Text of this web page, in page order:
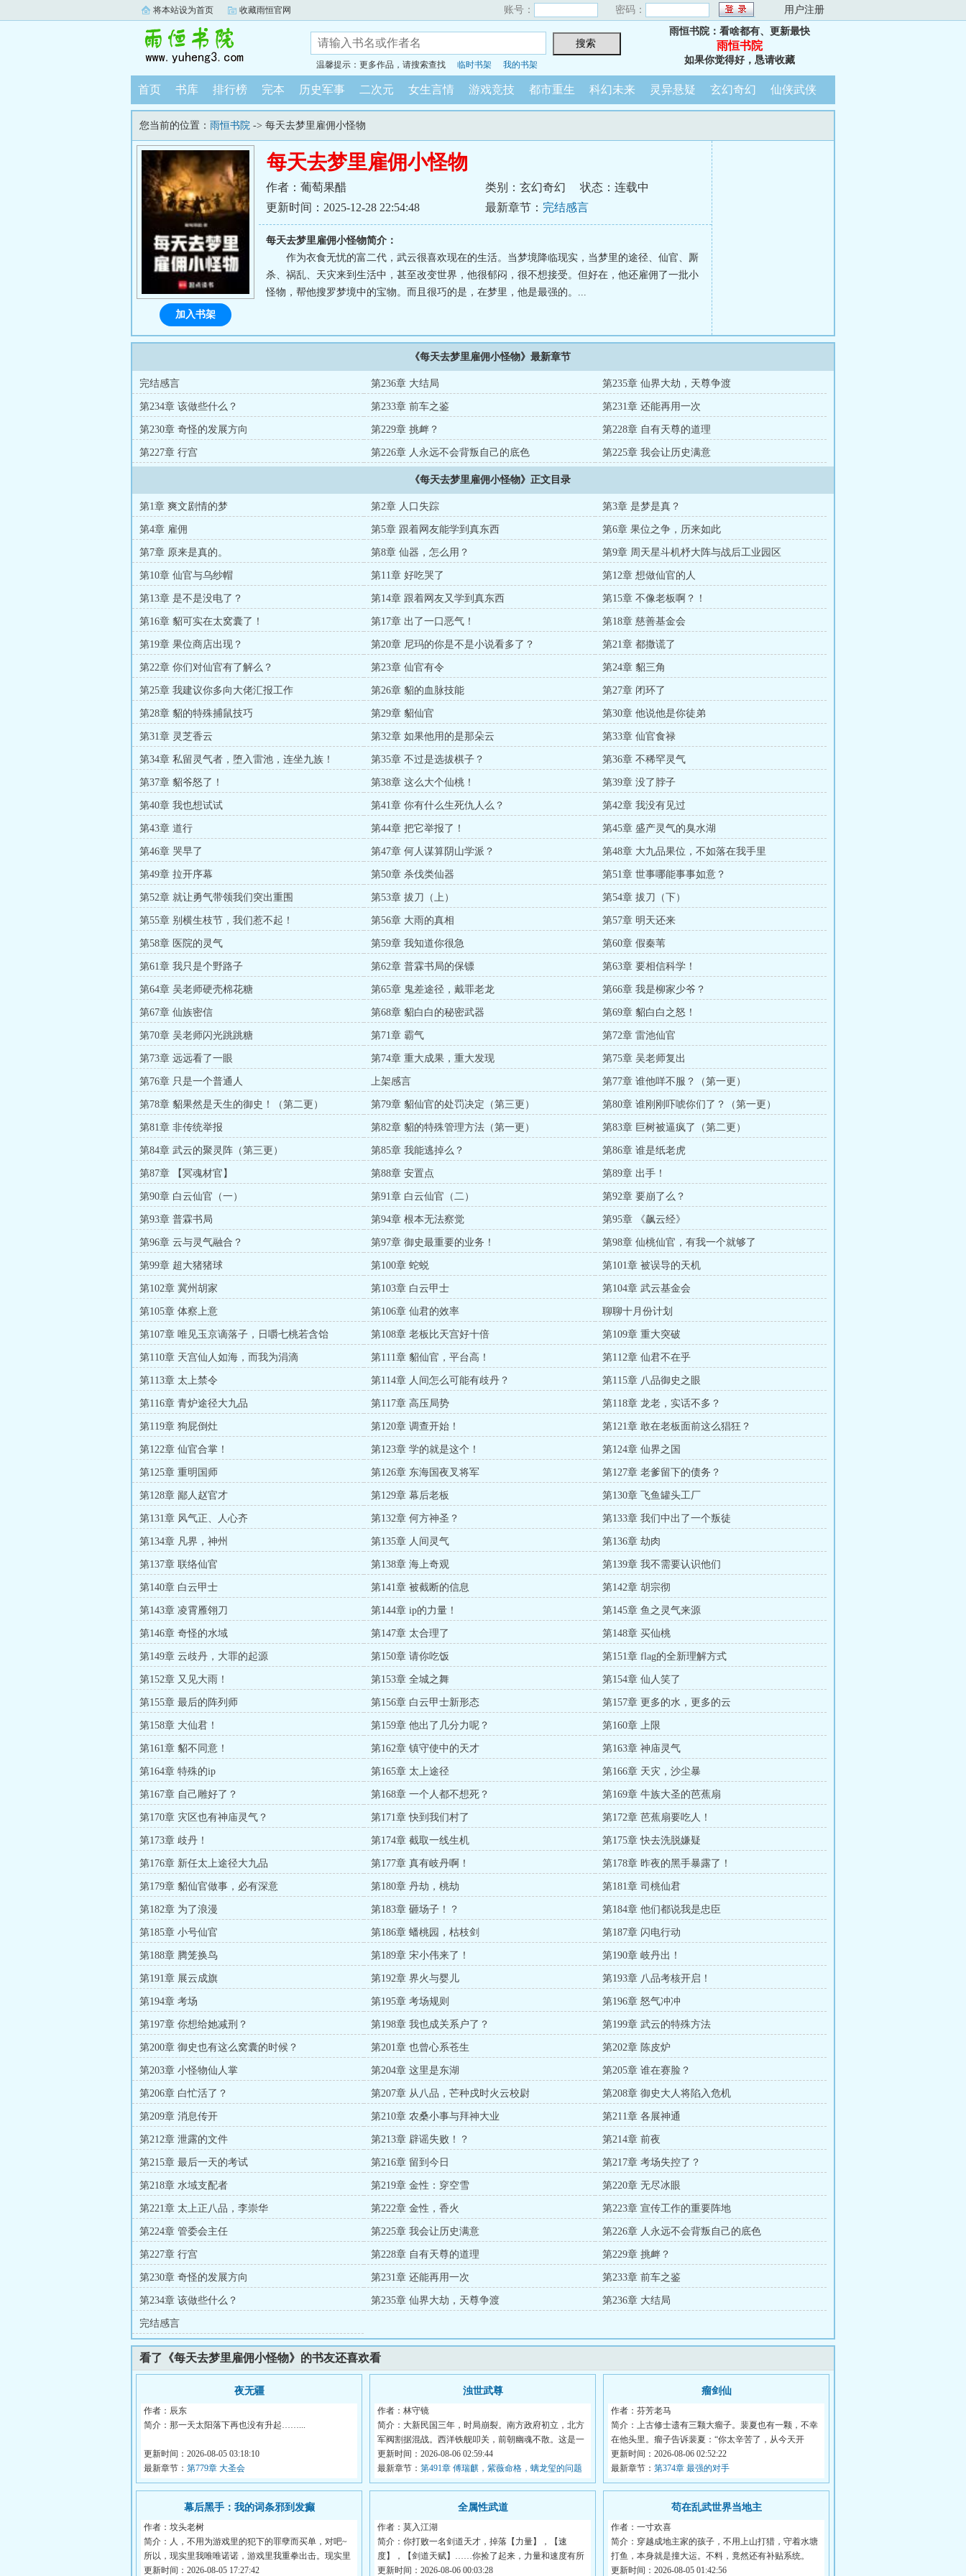
将本站设为首页 收藏雨恒官网 账号： 密码： 用户注册
温馨提示：更多作品，请搜索查找 临时书架 我的书架
雨恒书院：看啥都有、更新最快
雨恒书院
如果你觉得好，恳请收藏
首页 书库 排行榜 完本 历史军事 二次元 女生言情 游戏竞技 都市重生 科幻未来 灵异悬疑 玄幻奇幻 仙侠武侠
您当前的位置： 雨恒书院 -> 每天去梦里雇佣小怪物
每天去梦里雇佣小怪物
作者：葡萄果醋 类别：玄幻奇幻
状态：连载中
更新时间：2025-12-28 22:54:48
最新章节： 完结感言
每天去梦里雇佣小怪物简介：
作为衣食无忧的富二代，武云很喜欢现在的生活。当梦境降临现实，当梦里的途径、仙官、厮
杀、祸乱、天灾来到生活中，甚至改变世界，他很郁闷，很不想接受。但好在，他还雇佣了一批小
怪物，帮他搜罗梦境中的宝物。而且很巧的是，在梦里，他是最强的。...
加入书架
《每天去梦里雇佣小怪物》最新章节
完结感言 第236章 大结局 第235章 仙界大劫，天尊争渡
第234章 该做些什么？ 第233章 前车之鉴 第231章 还能再用一次
第230章 奇怪的发展方向 第229章 挑衅？ 第228章 自有天尊的道理
第227章 行宫 第226章 人永远不会背叛自己的底色 第225章 我会让历史满意
《每天去梦里雇佣小怪物》正文目录
第1章 爽文剧情的梦 第2章 人口失踪 第3章 是梦是真？
第4章 雇佣 第5章 跟着网友能学到真东西 第6章 果位之争，历来如此
第7章 原来是真的。 第8章 仙器，怎么用？ 第9章 周天星斗机杼大阵与战后工业园区
第10章 仙官与乌纱帽 第11章 好吃哭了 第12章 想做仙官的人
第13章 是不是没电了？ 第14章 跟着网友又学到真东西 第15章 不像老板啊？！
第16章 貂可实在太窝囊了！ 第17章 出了一口恶气！ 第18章 慈善基金会
第19章 果位商店出现？ 第20章 尼玛的你是不是小说看多了？ 第21章 都撒谎了
第22章 你们对仙官有了解么？ 第23章 仙官有令 第24章 貂三角
第25章 我建议你多向大佬汇报工作 第26章 貂的血脉技能 第27章 闭环了
第28章 貂的特殊捕鼠技巧 第29章 貂仙官 第30章 他说他是你徒弟
第31章 灵芝香云 第32章 如果他用的是那朵云 第33章 仙官食禄
第34章 私留灵气者，堕入雷池，连坐九族！ 第35章 不过是选拔棋子？ 第36章 不稀罕灵气
第37章 貂爷怒了！ 第38章 这么大个仙桃！ 第39章 没了脖子
第40章 我也想试试 第41章 你有什么生死仇人么？ 第42章 我没有见过
第43章 道行 第44章 把它举报了！ 第45章 盛产灵气的臭水湖
第46章 哭早了 第47章 何人谋算阴山学派？ 第48章 大九品果位，不如落在我手里
第49章 拉开序幕 第50章 杀伐类仙器 第51章 世事哪能事事如意？
第52章 就让勇气带领我们突出重围 第53章 拔刀（上） 第54章 拔刀（下）
第55章 别横生枝节，我们惹不起！ 第56章 大雨的真相 第57章 明天还来
第58章 医院的灵气 第59章 我知道你很急 第60章 假秦苇
第61章 我只是个野路子 第62章 普霖书局的保镖 第63章 要相信科学！
第64章 吴老师硬壳棉花糖 第65章 鬼差途径，戴罪老龙 第66章 我是柳家少爷？
第67章 仙族密信 第68章 貂白白的秘密武器 第69章 貂白白之怒！
第70章 吴老师闪光跳跳糖 第71章 霸气 第72章 雷池仙官
第73章 远远看了一眼 第74章 重大成果，重大发现 第75章 吴老师复出
第76章 只是一个普通人 上架感言 第77章 谁他咩不服？（第一更）
第78章 貂果然是天生的御史！（第二更） 第79章 貂仙官的处罚决定（第三更） 第80章 谁刚刚吓唬你们了？（第一更）
第81章 非传统举报 第82章 貂的特殊管理方法（第一更） 第83章 巨树被逼疯了（第二更）
第84章 武云的聚灵阵（第三更） 第85章 我能逃掉么？ 第86章 谁是纸老虎
第87章 【冥魂材官】 第88章 安置点 第89章 出手！
第90章 白云仙官（一） 第91章 白云仙官（二） 第92章 要崩了么？
第93章 普霖书局 第94章 根本无法察觉 第95章 《飙云经》
第96章 云与灵气融合？ 第97章 御史最重要的业务！ 第98章 仙桃仙官，有我一个就够了
第99章 超大猪猪球 第100章 蛇蜕 第101章 被误导的天机
第102章 冀州胡家 第103章 白云甲士 第104章 武云基金会
第105章 体察上意 第106章 仙君的效率 聊聊十月份计划
第107章 唯见玉京谪落子，日嚼七桃若含饴 第108章 老板比天宫好十倍 第109章 重大突破
第110章 天宫仙人如海，而我为涓滴 第111章 貂仙官，平台高！ 第112章 仙君不在乎
第113章 太上禁令 第114章 人间怎么可能有歧丹？ 第115章 八品御史之眼
第116章 青炉途径大九品 第117章 高压局势 第118章 龙老，实话不多？
第119章 狗屁倒灶 第120章 调查开始！ 第121章 敢在老板面前这么猖狂？
第122章 仙官合掌！ 第123章 学的就是这个！ 第124章 仙界之国
第125章 重明国师 第126章 东海国夜叉将军 第127章 老爹留下的债务？
第128章 鄙人赵官才 第129章 幕后老板 第130章 飞鱼罐头工厂
第131章 风气正、人心齐 第132章 何方神圣？ 第133章 我们中出了一个叛徒
第134章 凡界，神州 第135章 人间灵气 第136章 劫肉
第137章 联络仙官 第138章 海上奇观 第139章 我不需要认识他们
第140章 白云甲士 第141章 被截断的信息 第142章 胡宗彻
第143章 凌霄雁翎刀 第144章 ip的力量！ 第145章 鱼之灵气来源
第146章 奇怪的水域 第147章 太合理了 第148章 买仙桃
第149章 云歧丹，大罪的起源 第150章 请你吃饭 第151章 flag的全新理解方式
第152章 又见大雨！ 第153章 全城之舞 第154章 仙人笑了
第155章 最后的阵列师 第156章 白云甲士新形态 第157章 更多的水，更多的云
第158章 大仙君！ 第159章 他出了几分力呢？ 第160章 上限
第161章 貂不同意！ 第162章 镇守使中的天才 第163章 神庙灵气
第164章 特殊的ip 第165章 太上途径 第166章 天灾，沙尘暴
第167章 自己雕好了？ 第168章 一个人都不想死？ 第169章 牛族大圣的芭蕉扇
第170章 灾区也有神庙灵气？ 第171章 快到我们村了 第172章 芭蕉扇要吃人！
第173章 歧丹！ 第174章 截取一线生机 第175章 快去洗脱嫌疑
第176章 新任太上途径大九品 第177章 真有岐丹啊！ 第178章 昨夜的黑手暴露了！
第179章 貂仙官做事，必有深意 第180章 丹劫，桃劫 第181章 司桃仙君
第182章 为了浪漫 第183章 砸场子！？ 第184章 他们都说我是忠臣
第185章 小号仙官 第186章 蟠桃园，枯枝剑 第187章 闪电行动
第188章 腾笼换鸟 第189章 宋小伟来了！ 第190章 岐丹出！
第191章 展云成旗 第192章 界火与婴儿 第193章 八品考核开启！
第194章 考场 第195章 考场规则 第196章 怒气冲冲
第197章 你想给她减刑？ 第198章 我也成关系户了？ 第199章 武云的特殊方法
第200章 御史也有这么窝囊的时候？ 第201章 也曾心系苍生 第202章 陈皮炉
第203章 小怪物仙人掌 第204章 这里是东湖 第205章 谁在赛脸？
第206章 白忙活了？ 第207章 从八品，芒种戌时火云校尉 第208章 御史大人将陷入危机
第209章 消息传开 第210章 农桑小事与拜神大业 第211章 各展神通
第212章 泄露的文件 第213章 辟谣失败！？ 第214章 前夜
第215章 最后一天的考试 第216章 留到今日 第217章 考场失控了？
第218章 水域支配者 第219章 金性：穿空雪 第220章 无尽冰眼
第221章 太上正八品，李崇华 第222章 金性，香火 第223章 宣传工作的重要阵地
第224章 管委会主任 第225章 我会让历史满意 第226章 人永远不会背叛自己的底色
第227章 行宫 第228章 自有天尊的道理 第229章 挑衅？
第230章 奇怪的发展方向 第231章 还能再用一次 第233章 前车之鉴
第234章 该做些什么？ 第235章 仙界大劫，天尊争渡 第236章 大结局
完结感言
看了《每天去梦里雇佣小怪物》的书友还喜欢看
夜无疆
作者：辰东
简介：那一天太阳落下再也没有升起……...
更新时间：2026-08-05 03:18:10
最新章节： 第779章 大圣会
浊世武尊
作者：林守镜
简介：大新民国三年，时局崩裂。南方政府初立，北方
军阀割据混战。西洋铁舰叩关，前朝幽魂不散。这是一
个...
更新时间：2026-08-06 02:59:44
最新章节： 第491章 傅瑞麒，紫薇命格，螭龙玺的问题
瘤剑仙
作者：芬芳老马
简介：上古修士遗有三颗大瘤子。裴夏也有一颗，不幸
在他头里。瘤子告诉裴夏：“你太辛苦了，从今天开
始，...
更新时间：2026-08-06 02:52:22
最新章节： 第374章 最强的对手
幕后黑手：我的词条邪到发癫
作者：坟头老树
简介：人，不用为游戏里的犯下的罪孽而买单，对吧~
所以，现实里我唯唯诺诺，游戏里我重拳出击。现实里
我...
更新时间：2026-08-05 17:27:42
全属性武道
作者：莫入江湖
简介：你打败一名剑道天才，掉落【力量】，【速
度】，【剑道天赋】……你捡了起来，力量和速度有所
提升，...
更新时间：2026-08-06 00:03:28
苟在乱武世界当地主
作者：一寸欢喜
简介：穿越成地主家的孩子，不用上山打猎，守着水塘
打鱼，本身就是撞大运。不料，竟然还有补贴系统。
《铁...
更新时间：2026-08-05 01:42:56